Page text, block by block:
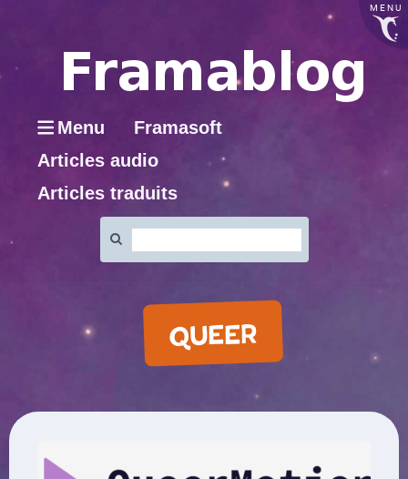
MENU
Menu
Framasoft
Articles audio
Articles traduits
:
QUEER